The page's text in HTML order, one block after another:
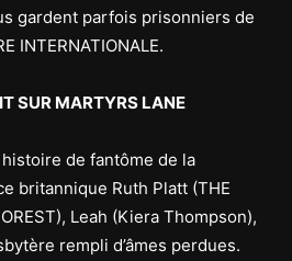
gardent parfois prisonniers de
INTERNATIONALE.
SUR MARTYRS LANE
de fantôme de la
britannique Ruth Platt (THE
Leah (Kiera Thompson),
rempli d’âmes perdues.